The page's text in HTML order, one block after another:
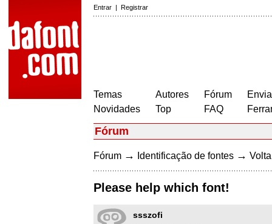
Entrar | Registrar
Temas
Novidades
Autores
Top
Fórum
FAQ
Fórum
Fórum → Identificação de fontes →
Please help which font!
ssszofi